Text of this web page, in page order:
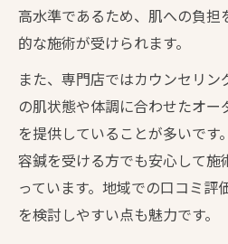
高水準であるため、肌への負
的な施術が受けられます。
また、専門店ではカウンセリン
の肌状態や体調に合わせたオー
を提供していることが多いです
容鍼を受ける方でも安心して
っています。地域での口コミ評
を検討しやすい点も魅力です。